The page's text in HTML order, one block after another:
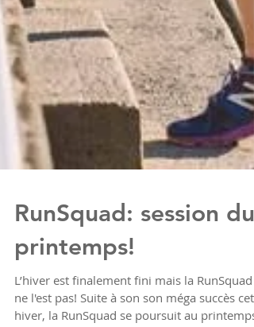
RunSquad: session du
printemps!